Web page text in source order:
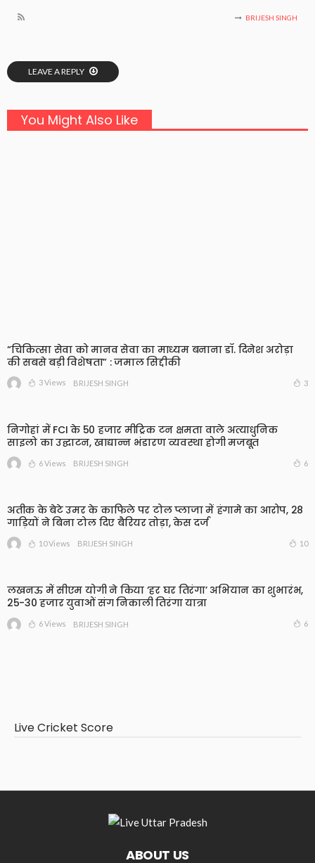
BRIJESH SINGH
LEAVE A REPLY
You Might Also Like
“चिकित्सा सेवा को मानव सेवा का माध्यम बनाना डॉ. दिनेश अरोड़ा
की सबसे बड़ी विशेषता” : जमाल सिद्दीकी
3 Views BRIJESH SINGH 3
निगोहां में FCI के 50 हजार मीट्रिक टन क्षमता वाले अत्याधुनिक
साइलो का उद्घाटन, खाद्यान्न भंडारण व्यवस्था होगी मजबूत
6 Views BRIJESH SINGH 6
अतीक के बेटे उमर के काफिले पर टोल प्लाजा में हंगामे का आरोप, 28
गाड़ियों ने बिना टोल दिए बैरियर तोड़ा, केस दर्ज
10 Views BRIJESH SINGH 10
लखनऊ में सीएम योगी ने किया ‘हर घर तिरंगा’ अभियान का शुभारंभ,
25-30 हजार युवाओं संग निकाली तिरंगा यात्रा
6 Views BRIJESH SINGH 6
Live Cricket Score
ABOUT US